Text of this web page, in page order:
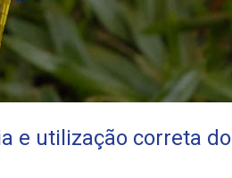
e utilização correta do